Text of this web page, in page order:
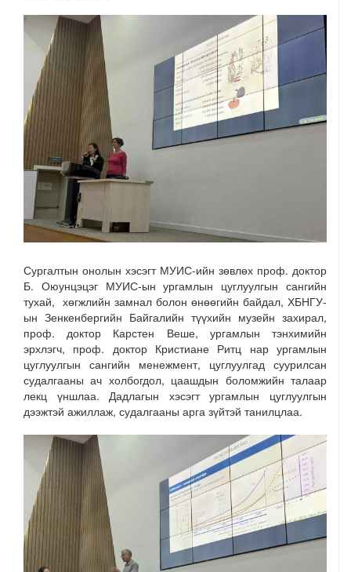
Сургалтын онолын хэсэгт МУИС-ийн зөвлөх проф. доктор
Б. Оюунцэцэг МУИС-ын ургамлын цуглуулгын сангийн
тухай, хөгжлийн замнал болон өнөөгийн байдал, ХБНГУ-
ын Зенкенбергийн Байгалийн түүхийн музейн захирал,
проф. доктор Карстен Веше, ургамлын тэнхимийн
эрхлэгч, проф. доктор Кристиане Ритц нар ургамлын
цуглуулгын сангийн менежмент, цуглуулгад суурилсан
судалгааны ач холбогдол, цаашдын боломжийн талаар
лекц үншлаа. Дадлагын хэсэгт ургамлын цуглуулгын
дээжтэй ажиллаж, судалгааны арга зүйтэй танилцлаа.